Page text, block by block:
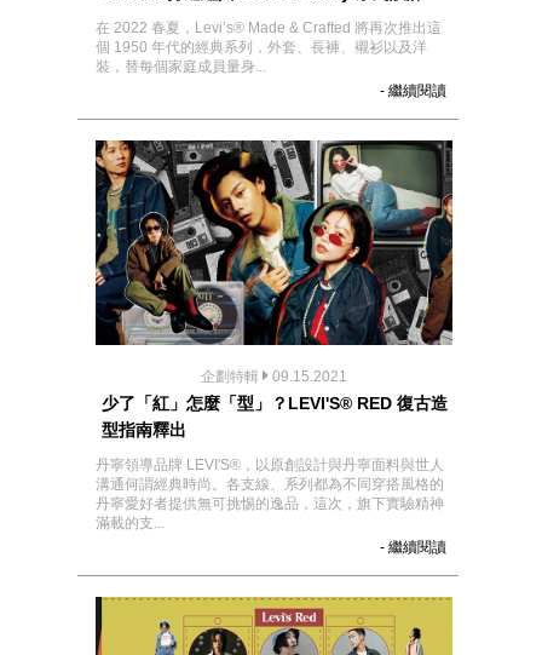
在 2022 春夏，Levi’s® Made & Crafted 將再次推出這
個 1950 年代的經典系列，外套、長褲、襯衫以及洋
裝，替每個家庭成員量身...
- 繼續閱讀
企劃特輯 09.15.2021
少了「紅」怎麼「型」？LEVI'S® RED 復古造
型指南釋出
丹寧領導品牌 LEVI'S®，以原創設計與丹寧面料與世人
溝通何謂經典時尚。各支線、系列都為不同穿搭風格的
丹寧愛好者提供無可挑惕的逸品，這次，旗下實驗精神
滿載的支...
- 繼續閱讀